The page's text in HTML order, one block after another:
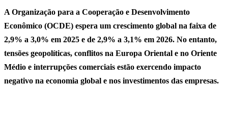
A Organização para a Cooperação e Desenvolvimento
Econômico (OCDE) espera um crescimento global na faixa de
2,9% a 3,0% em 2025 e de 2,9% a 3,1% em 2026. No entanto,
tensões geopolíticas, conflitos na Europa Oriental e no Oriente
Médio e interrupções comerciais estão exercendo impacto
negativo na economia global e nos investimentos das empresas.